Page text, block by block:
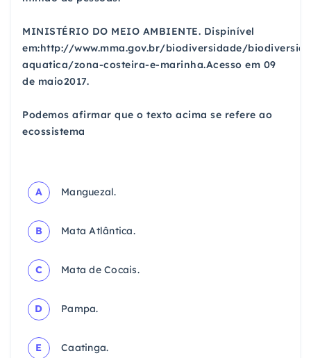
MINISTÉRIO DO MEIO AMBIENTE. Dispinível
em:http://www.mma.gov.br/biodiversidade/
aquatica/zona-costeira-e-marinha.Acesso em 09
de maio2017.
Podemos afirmar que o texto acima se refere ao
ecossistema
A Manguezal.
B Mata Atlântica.
C Mata de Cocais.
D Pampa.
E Caatinga.